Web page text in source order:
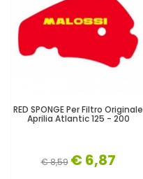
RED SPONGE Per Filtro Originale
Aprilia Atlantic 125 - 200
€ 8,59 € 6,87